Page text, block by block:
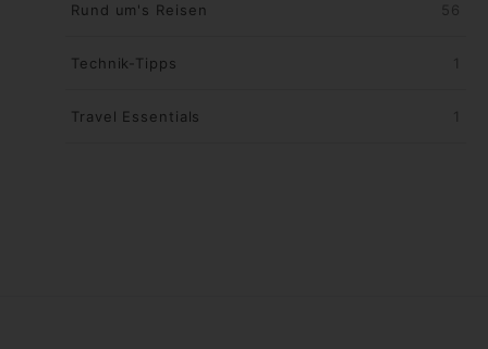
Rund um's Reisen 56
Technik-Tipps 1
Travel Essentials 1